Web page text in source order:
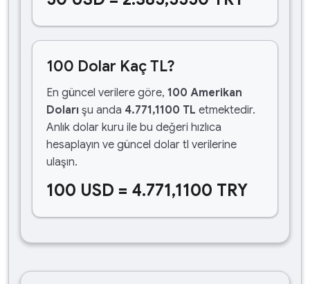
100 Dolar Kaç TL?
En güncel verilere göre, 100 Amerikan
Doları şu anda 4.771,1100 TL etmektedir.
Anlık dolar kuru ile bu değeri hızlıca
hesaplayın ve güncel dolar tl verilerine
ulaşın.
100 USD = 4.771,1100 TRY